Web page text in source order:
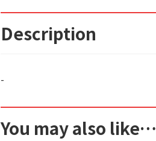
Description
-
You may also like…